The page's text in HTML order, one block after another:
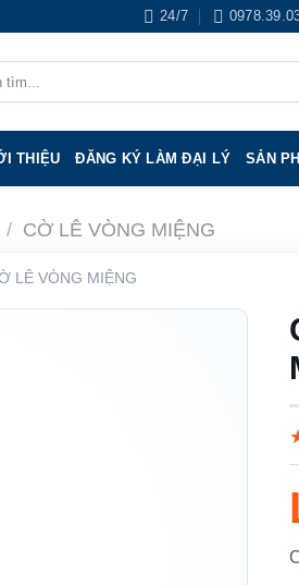
24/7
THIỆU ĐĂNG KÝ LÀM ĐẠI LÝ SẢN
/ CỜ LÊ VÒNG MIỆNG
LÊ VÒNG MIỆNG